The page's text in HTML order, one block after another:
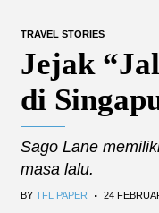
TRAVEL STORIES
Jejak
di
Sago Lane
masa lalu.
BY TFL PAPER . 24